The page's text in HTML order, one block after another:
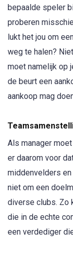
bepaalde speler
proberen
lukt het jou om
weg te halen?
moet namelijk op
de beurt een
aankoop mag
Als manager
er daarom voor
middenvelders
niet om een
diverse clubs. Zo
die in de echte
een verdediger